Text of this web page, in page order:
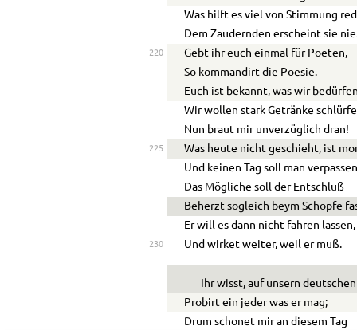
Was hilft es viel von Stimmung
Dem Zaudernden erscheint sie
220
Gebt ihr euch einmal für Poeten,
So kommandirt die Poesie.
Euch ist bekannt, was wir
Wir wollen stark Getränke
Nun braut mir unverzüglich dran!
225
Was heute nicht geschieht, ist
Und keinen Tag soll man
Das Mögliche soll der Entschluß
Beherzt sogleich beym Schopfe
Er will es dann nicht fahren lassen,
230 Und wirket weiter, weil er muß.
Ihr wisst, auf unsern
Probirt ein jeder was er mag;
Drum schonet mir an diesem Tag